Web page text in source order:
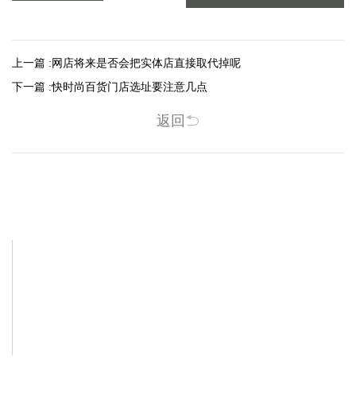
上一篇 : 网店将来是否会把实体店直接取代掉呢
下一篇 :快时尚百货门店选址要注意几点
返回